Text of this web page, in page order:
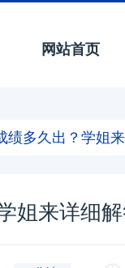
网站首页
多久出？学姐
姐来详细